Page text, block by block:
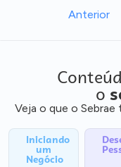
Anterior
o
Veja o que o
Iniciando
um
Negócio